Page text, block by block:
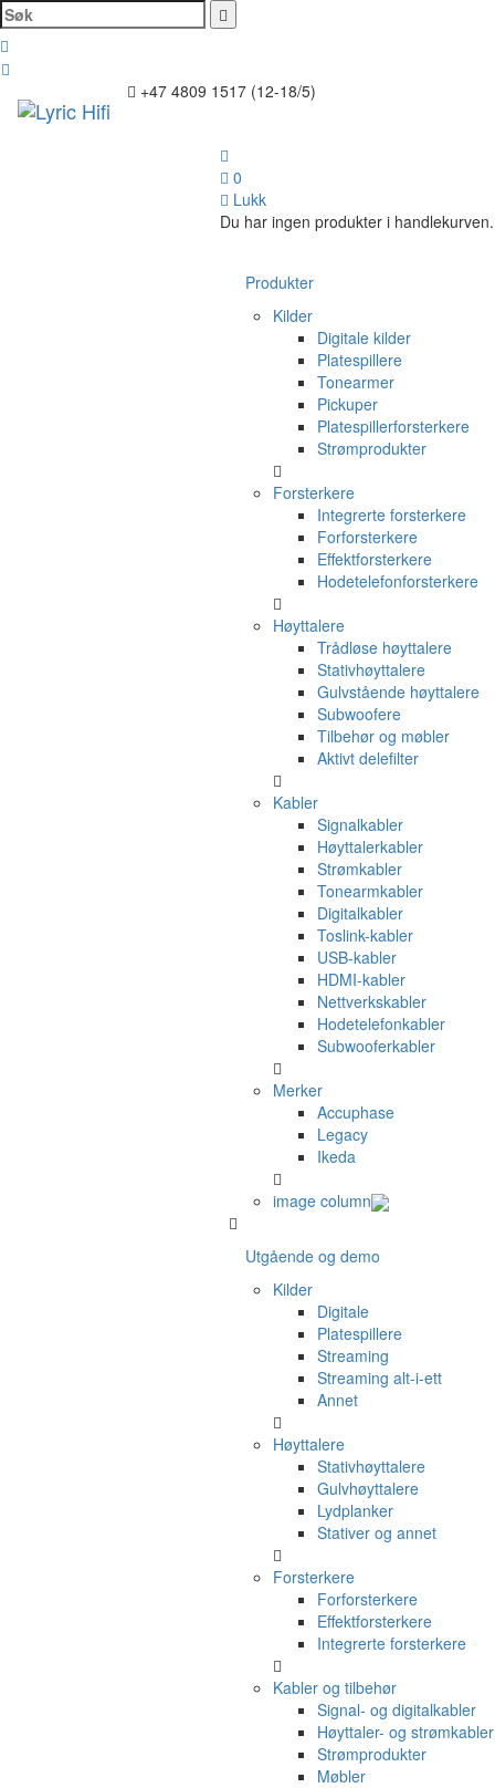
Søk
+47 4809 1517 (12-18/5)
0
Lukk
Du har ingen produkter i handlekurven.
Produkter
Kilder
Digitale kilder
Platespillere
Tonearmer
Pickuper
Platespillerforsterkere
Strømprodukter
Forsterkere
Integrerte forsterkere
Forforsterkere
Effektforsterkere
Hodetelefonforsterkere
Høyttalere
Trådløse høyttalere
Stativhøyttalere
Gulvstående høyttalere
Subwoofere
Tilbehør og møbler
Aktivt delefilter
Kabler
Signalkabler
Høyttalerkabler
Strømkabler
Tonearmkabler
Digitalkabler
Toslink-kabler
USB-kabler
HDMI-kabler
Nettverkskabler
Hodetelefonkabler
Subwooferkabler
Merker
Accuphase
Legacy
Ikeda
image column
Utgående og demo
Kilder
Digitale
Platespillere
Streaming
Streaming alt-i-ett
Annet
Høyttalere
Stativhøyttalere
Gulvhøyttalere
Lydplanker
Stativer og annet
Forsterkere
Forforsterkere
Effektforsterkere
Integrerte forsterkere
Kabler og tilbehør
Signal- og digitalkabler
Høyttaler- og strømkabler
Strømprodukter
Møbler